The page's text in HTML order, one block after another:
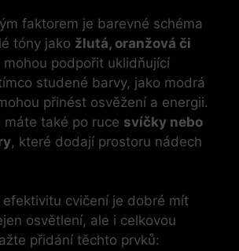
faktorem je barevné schéma
tóny jako žlutá, oranžová či
mohou podpořit uklidňující
studené barvy, jako modrá
přinést osvěžení a energii.
také po ruce svíčky nebo
, které dodají prostoru nádech
efektivitu cvičení je dobré mít
osvětlení, ale i celkovou
přidání těchto prvků: